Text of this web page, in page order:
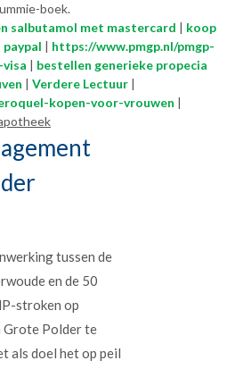
boek.
salbutamol met mastercard | koop
| https://www.pmgp.nl/pmgp-
| bestellen generieke propecia
| Verdere Lectuur |
kopen-voor-vrouwen |
tussen de
en de 50
stroken op
Polder te
als doel het op peil